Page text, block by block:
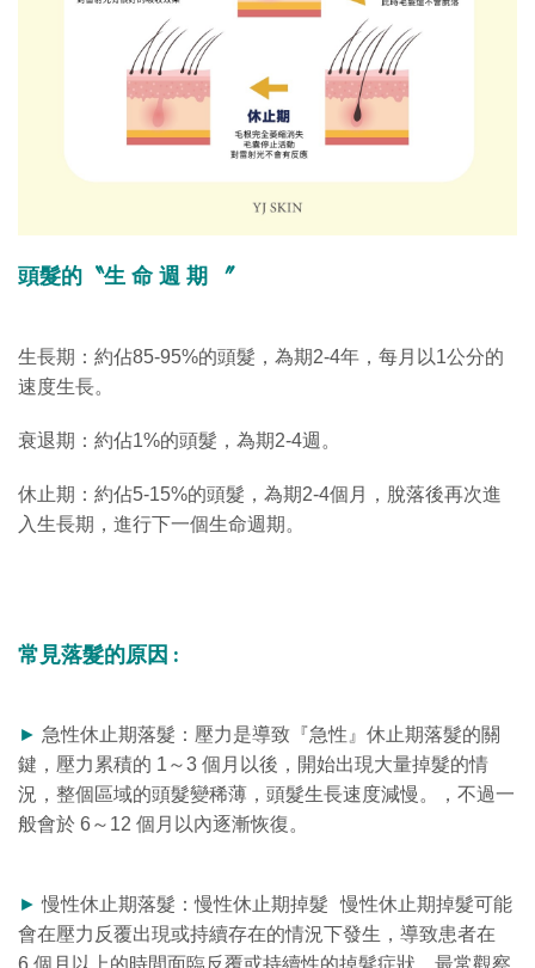
頭髮的〝生 命 週 期 〞
生長期：約佔85-95%的頭髮，為期2-4年，每月以1公分的
速度生長。
衰退期：約佔1%的頭髮，為期2-4週。
休止期：約佔5-15%的頭髮，為期2-4個月，脫落後再次進
入生長期，進行下一個生命週期。
常見落髮的原因 :
► 急性休止期落髮：壓力是導致『急性』休止期落髮的關
鍵，壓力累積的 1～3 個月以後，開始出現大量掉髮的情
況，整個區域的頭髮變稀薄，頭髮生長速度減慢。，不過一
般會於 6～12 個月以內逐漸恢復。
►慢性休止期落髮：慢性休止期掉髮 慢性休止期掉髮可能
會在壓力反覆出現或持續存在的情況下發生，導致患者在